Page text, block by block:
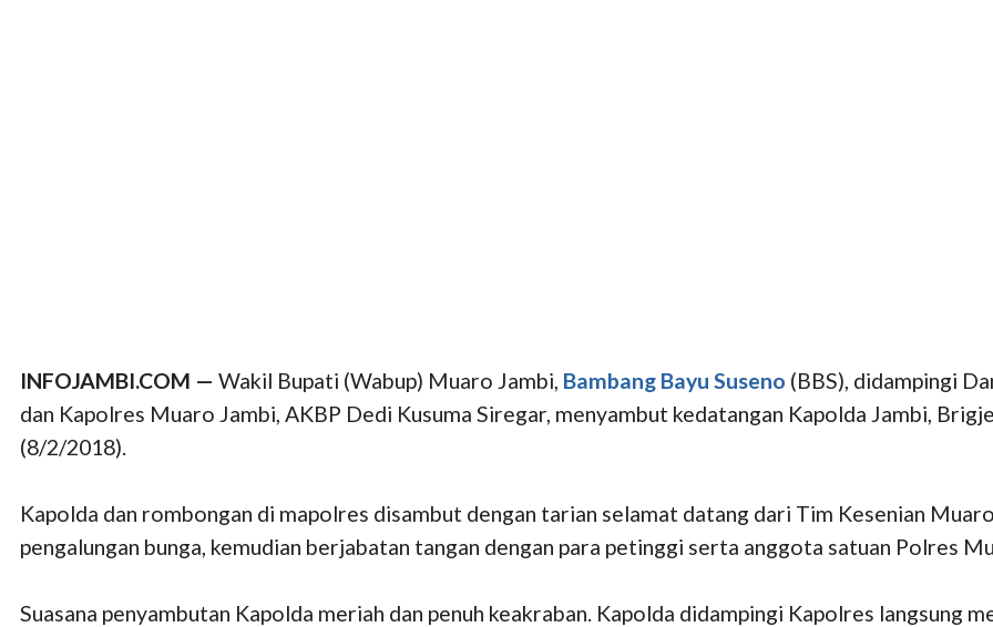
INFOJAMBI.COM — Wakil Bupati (Wabup) Muaro Jambi, Bambang Bayu Suseno (BBS), didampingi
dan Kapolres Muaro Jambi, AKBP Dedi Kusuma Siregar, menyambut kedatangan Kapolda Jambi,
(8/2/2018).
Kapolda dan rombongan di mapolres disambut dengan tarian selamat datang dari Tim Kesenian
pengalungan bunga, kemudian berjabatan tangan dengan para petinggi serta anggota satuan Polres
Suasana penyambutan Kapolda meriah dan penuh keakraban. Kapolda didampingi Kapolres langsung